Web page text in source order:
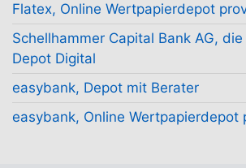
Flatex, Online Wertpapierdepot
Schellhammer Capital Bank AG,
Depot Digital
easybank, Depot mit Berater
easybank, Online Wertpapierdepot